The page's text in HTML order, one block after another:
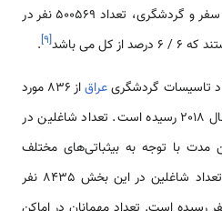
براساس اطلاعات شورای جهانی سفر و گردشگری، تعداد 500569 نفر در
می باشد
[۹]
.
تاسیسات گردشگریعراق
از 836 مورد
در سال 2000 به 1666 مورد در سال 2018 رسیده است. تعداد شاغلین در
مدت با توجه به بی­ثباتی‌های مختلف
متغیر بوده است. در سال 2000 تعداد شاغلین در این بخش 8435 نفر